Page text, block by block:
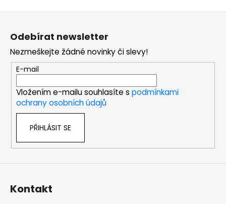
Z
Odebírat newsletter
Nezmeškejte žádné novinky či slevy!
E-mail
Vložením e-mailu souhlasíte s podmínkami
ochrany osobních údajů
PŘIHLÁSIT SE
Kontakt